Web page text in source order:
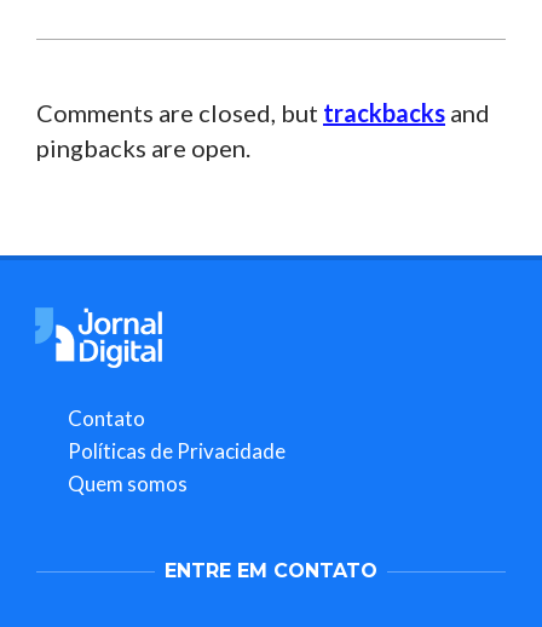
Comments are closed, but trackbacks and
pingbacks are open.
Contato
Políticas de Privacidade
Quem somos
ENTRE EM CONTATO